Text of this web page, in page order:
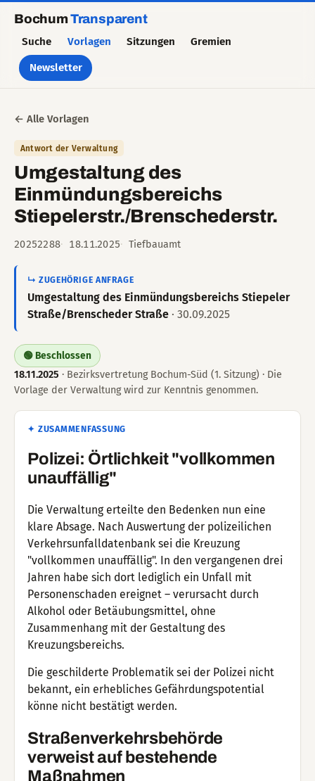
BochumTransparent
Suche Vorlagen Sitzungen Gremien
Newsletter
← Alle Vorlagen
Antwort der Verwaltung
Umgestaltung des
Einmündungsbereichs
Stiepelerstr./Brenschederstr.
20252288 18.11.2025 Tiefbauamt
↳ ZUGEHÖRIGE ANFRAGE
Umgestaltung des Einmündungsbereichs Stiepeler
Straße/Brenscheder Straße · 30.09.2025
🟢 Beschlossen
18.11.2025 · Bezirksvertretung Bochum-Süd (1. Sitzung) · Die
Vorlage der Verwaltung wird zur Kenntnis genommen.
✦ ZUSAMMENFASSUNG
Polizei: Örtlichkeit "vollkommen
unauffällig"
Die Verwaltung erteilte den Bedenken nun eine
klare Absage. Nach Auswertung der polizeilichen
Verkehrsunfalldatenbank sei die Kreuzung
"vollkommen unauffällig". In den vergangenen drei
Jahren habe sich dort lediglich ein Unfall mit
Personenschaden ereignet – verursacht durch
Alkohol oder Betäubungsmittel, ohne
Zusammenhang mit der Gestaltung des
Kreuzungsbereichs.
Die geschilderte Problematik sei der Polizei nicht
bekannt, ein erhebliches Gefährdungspotential
könne nicht bestätigt werden.
Straßenverkehrsbehörde
verweist auf bestehende
Maßnahmen